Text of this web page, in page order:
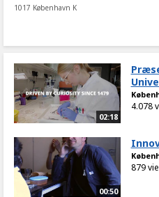
1017 København K
02:18
4.078
00:50
879